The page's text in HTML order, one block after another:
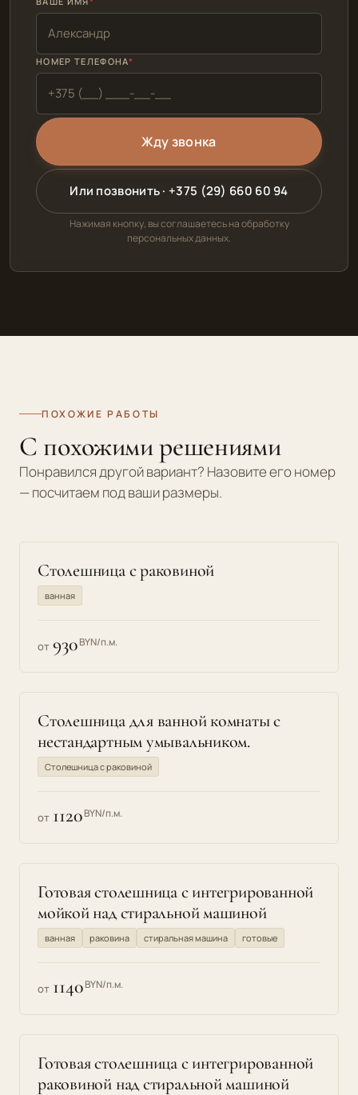
НОМЕР ТЕЛЕФОНА
Или позвонить · +375 (29) 660 60 94
Нажимая кнопку, вы соглашаетесь на обработку
персональных данных.
ПОХОЖИЕ РАБОТЫ
С похожими решениями
Понравился другой вариант? Назовите его номер
— посчитаем под ваши размеры.
Столешница с раковиной
ванная
от 930BYN/п.м.
Столешница для ванной комнаты с
нестандартным умывальником.
Столешница с раковиной
от 1120BYN/п.м.
Готовая столешница с интегрированной
мойкой над стиральной машиной
ванная раковина стиральная машина готовые
от 1140BYN/п.м.
Готовая столешница с интегрированной
раковиной над стиральной машиной